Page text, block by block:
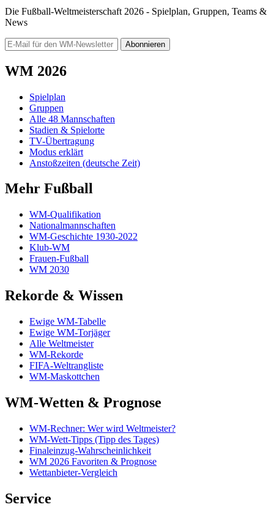
Die Fußball-Weltmeisterschaft 2026 - Spielplan, Gruppen, Teams &
News
Abonnieren
WM 2026
Spielplan
Gruppen
Alle 48 Mannschaften
Stadien & Spielorte
TV-Übertragung
Modus erklärt
Anstoßzeiten (deutsche Zeit)
Mehr Fußball
WM-Qualifikation
Nationalmannschaften
WM-Geschichte 1930-2022
Klub-WM
Frauen-Fußball
WM 2030
Rekorde & Wissen
Ewige WM-Tabelle
Ewige WM-Torjäger
Alle Weltmeister
WM-Rekorde
FIFA-Weltrangliste
WM-Maskottchen
WM-Wetten & Prognose
WM-Rechner: Wer wird Weltmeister?
WM-Wett-Tipps (Tipp des Tages)
Finaleinzug-Wahrscheinlichkeit
WM 2026 Favoriten & Prognose
Wettanbieter-Vergleich
Service